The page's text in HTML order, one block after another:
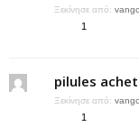
Ξεκίνησε από:
1
pilules
Ξεκίνησε από:
1